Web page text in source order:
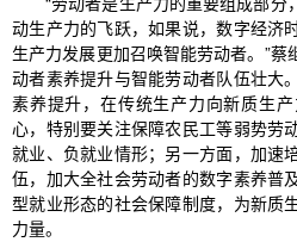
动生产力的飞跃，如果说，数字经济
生产力发展更加召唤智能劳动者。”
动者素养提升与智能劳动者队伍壮大
素养提升，在传统生产力向新质生
心，特别要关注保障农民工等弱势劳
就业、负就业情形；另一方面，加速
伍，加大全社会劳动者的数字素养普
型就业形态的社会保障制度，为新质
力量。